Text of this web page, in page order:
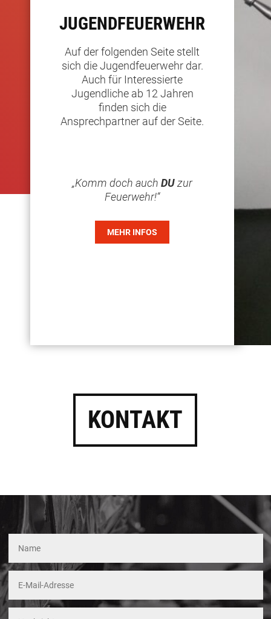
JUGENDFEUERWEHR
Auf der folgenden Seite stellt
sich die Jugendfeuerwehr dar.
Auch für Interessierte
Jugendliche ab 12 Jahren
finden sich die
Ansprechpartner auf der Seite.
„Komm doch auch DUzur
Feuerwehr!“
MEHR INFOS
KONTAKT